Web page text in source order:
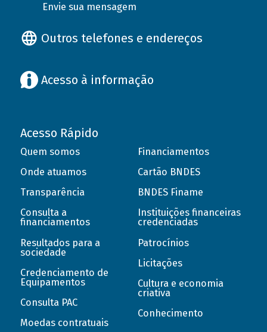
Envie sua mensagem
Outros telefones e endereços
Acesso à informação
Acesso Rápido
Quem somos
Onde atuamos
Transparência
Consulta a
financiamentos
Resultados para a
sociedade
Credenciamento de
Equipamentos
Consulta PAC
Moedas contratuais
Financiamentos
Cartão BNDES
BNDES Finame
Instituições financeiras
credenciadas
Patrocínios
Licitações
Cultura e economia
criativa
Conhecimento